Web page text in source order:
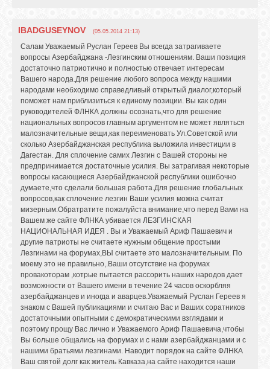
IBADGUSEYNOV (05.05.2014 21:13)
Салам Уважаемый Руслан Гереев Вы всегда затрагиваете
вопросы Азербайджана -Лезгинским отношениям. Ваши позиция
достаточно патриотично и полностью отвечает интересам
Вашего народа.Для решение любого вопроса между нашими
народами необходимо справедливый открытый диалог,который
поможет нам приблизиться к единому позиции. Вы как один
руководителей ФЛНКА должны осознать,что для решение
национальных вопросов главным аргументом не может являться
малозначительные вещи,как переименовать Ул.Советской или
сколько Азербайджанская республика выложила инвестиции в
Дагестан. Для сплочение самих Лезгин с Вашей стороны не
предпринимается достаточные усилия. Вы затрагивая некоторые
вопросы касающиеся Азербайджанской республики ошибочно
думаете,что сделали большая работа.Для решение глобальных
вопросов,как сплочение лезгин Ваши усилия можна считат
мизерным.Обратратите пожалуйста внимание,что перед Вами на
Вашем же сайте ФЛНКА убивается ЛЕЗГИНСКАЯ
НАЦИОНАЛЬНАЯ ИДЕЯ . Вы и Уважаемый Ариф Пашаевич и
другие патриоты не считаете нужным общение простыми
Лезгинами на форумах,ВЫ считаете это малозначительным. По
моему это не правильно,.Ваши отсутствие на форумах
провакоторам ,котрые пытается рассорить наших народов дает
возможности от Вашего имени в течение 24 часов оскорбляя
азербайджанцев и иногда и аварцев.Уважаемый Руслан Гереев я
знаком с Вашей публикациями и считаю Вас и Ваших соратников
достаточными опытными с демократическими взглядами и
поэтому прощу Вас лично и Уважаемого Ариф Пашаевича,чтобы
Вы больше общались на форумах и с нами азербайджанцами и с
нашими братьями лезгинами. Наводит порядок на сайте ФЛНКА
Ваш святой долг как житель Кавказа,на сайте находится наши